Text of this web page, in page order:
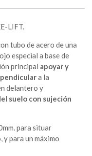
LIFT.
tubo de acero de una
especial a base de
principal apoyar y
a la
delantero y
suelo con sujeción
para situar
para un máximo